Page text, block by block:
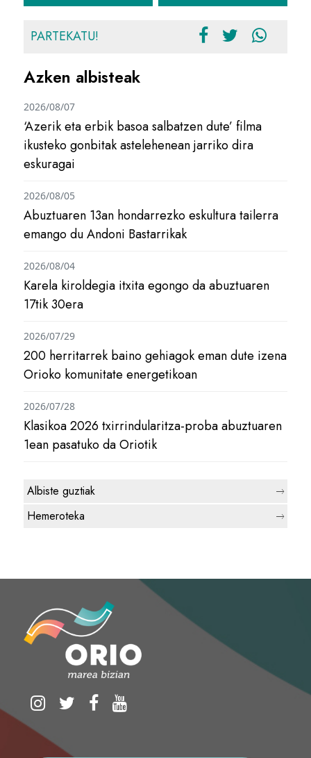
PARTEKATU!
Azken albisteak
‘Azerik eta erbik basoa salbatzen dute’ filma
ikusteko gonbitak astelehenean jarriko dira
eskuragai
2026/08/07
Abuztuaren 13an hondarrezko eskultura tailerra
emango du Andoni Bastarrikak
2026/08/05
Karela kiroldegia itxita egongo da abuztuaren
17tik 30era
2026/08/04
200 herritarrek baino gehiagok eman dute izena
Orioko komunitate energetikoan
2026/07/29
Klasikoa 2026 txirrindularitza-proba abuztuaren
1ean pasatuko da Oriotik
2026/07/28
Albiste guztiak
Hemeroteka